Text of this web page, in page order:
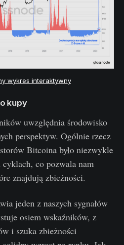
wykres interaktywny
kupy
uwzględnia środowisko
perspektyw. Ogólnie rzecz
Bitcoina było niezwykle
co pozwala nam
znajdują zbieżności.
jeden z naszych sygnałów
osiem wskaźników, z
i szuka zbieżności